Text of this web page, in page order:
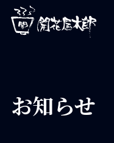
お知らせ